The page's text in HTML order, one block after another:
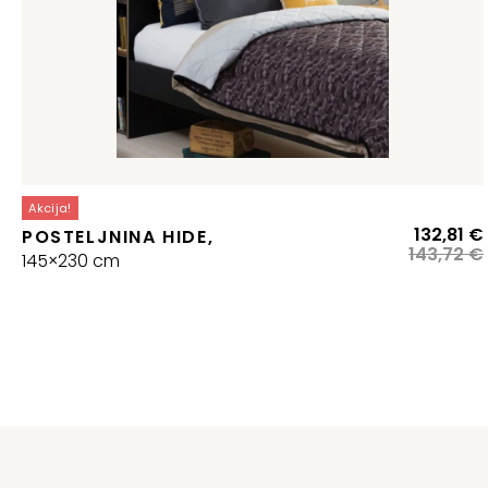
Akcija!
POSTELJNINA HIDE,
145×230 cm
143,72€
132,81 €